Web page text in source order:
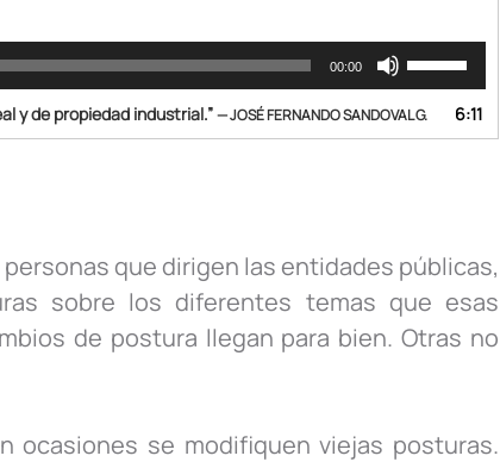
00:00
de
disminuir
el
volumen.
y de propiedad industrial.”— JOSÉ FERNANDO SANDOVAL G. 6:11
que dirigen las entidades públicas,
sobre los diferentes temas que esas
de postura llegan para bien. Otras no
ocasiones se modifiquen viejas posturas.